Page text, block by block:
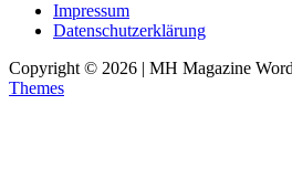
Impressum
Datenschutzerklärung
Copyright © 2026 | MH Magazine
Themes